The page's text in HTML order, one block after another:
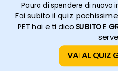
Paura di spendere di nuovo
Fai subito il quiz:
PET hai e ti dicoSUBITOE
VAI AL QUIZ